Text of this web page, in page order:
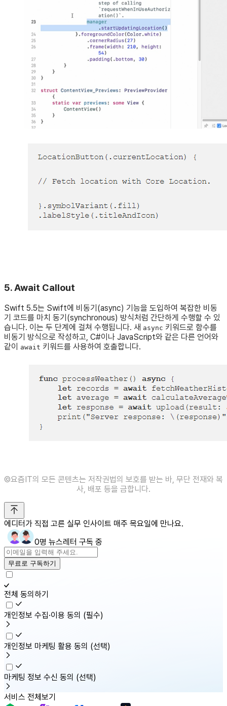
5. Await Callout
Swift 5.5는 Swift에 비동기(async) 기능을 도입하여 복잡한 비동
기 코드를 마치 동기(synchronous) 방식처럼 간단하게 수행할 수 있
습니다. 이는 두 단계에 걸쳐 수행됩니다. 새 async 키워드로 함수를
비동기 방식으로 작성하고, C#이나 JavaScript와 같은 다른 언어와
같이
await 키워드를 사용하여 호출합니다.
©️요즘IT의 모든 콘텐츠는 저작권법의 보호를 받는 바, 무단 전재와 복
사, 배포 등을 금합니다.
에디터가 직접 고른 실무 인사이트 매주 목요일에 만나요.
0명 뉴스레터 구독 중
무료로 구독하기
전체 동의하기
개인정보 수집·이용 동의 (필수)
개인정보 마케팅 활용 동의 (선택)
마케팅 정보 수신 동의 (선택)
서비스 전체보기